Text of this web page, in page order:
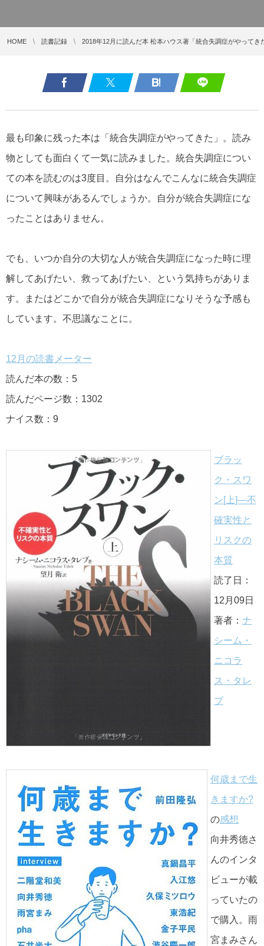
HOME 読書記録 2018年12月に読んだ本 松本ハウス著「統合失調症がやってき
最も印象に残った本は「統合失調症がやってきた」。読み
物としても面白くて一気に読みました。統合失調症につい
ての本を読むのは3度目。自分はなんでこんなに統合失調症
について興味があるんでしょうか。自分が統合失調症にな
ったことはありません。
でも、いつか自分の大切な人が統合失調症になった時に理
解してあげたい、救ってあげたい、という気持ちがありま
す。またはどこかで自分が統合失調症になりそうな予感も
しています。不思議なことに。
12月の読書メーター
読んだ本の数：5
読んだページ数：1302
ナイス数：9
ブラッ
ク・スワ
ン[上]―不
確実性と
リスクの
本質
読了日：
12月09日
著者： ナ
シーム・
ニコラ
ス・タレ
ブ
何歳まで生
きますか?
の感想
向井秀徳さ
んのインタ
ビューが載
っていたの
で購入。雨
宮まみさん